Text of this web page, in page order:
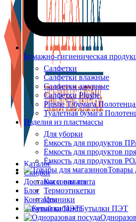
Каталог
Скидки
Доставка и оплата
Блог
Контакты
Личный кабинет
Бумажно-гигиеническая
Салфетки
Салфетки влажные
Салфетки ажурные
Салфетки Plushe
Plushe Т/бумага
Туалетная бумага
Изделия из пластмассы
Для уборки
Ёмкость для продуктов
Ёмкость для продуктов
Ёмкость для продуктов
Товары
Кассовая лента
Термоэтикетки
Ценники
Бутылки ПЭТ